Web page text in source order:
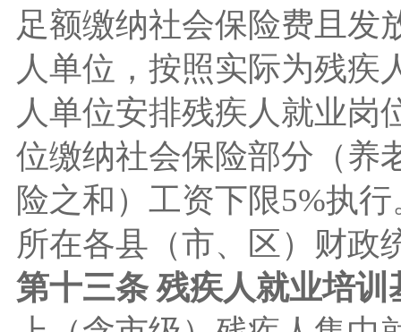
足额缴纳社会保险费且发
人单位，按照实际为残疾
人单位安排残疾人就业岗
位缴纳社会保险部分（养
险之和）工资下限5%执
所在各县（市、区）财政
第十三条 残疾人就业培